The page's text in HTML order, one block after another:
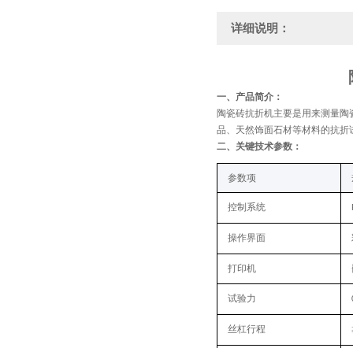
详细说明：
一、 产品简介 ：
陶瓷砖抗折机主要是用来测量
品、天然饰面石材等材料的抗折
二、 关键技术参数 ：
参数项
控制系统
操作界面
打印机
试验力
丝杠行程